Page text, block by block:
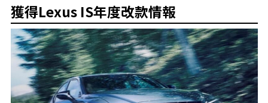
獲得Lexus IS年度改款情報